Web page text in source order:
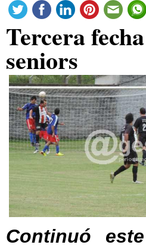
Tercera
seniors
Continuó